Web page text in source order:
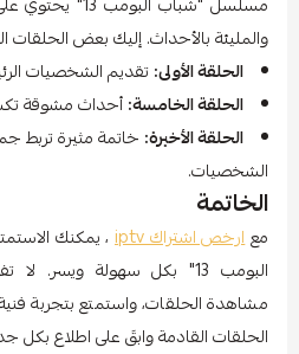
والمليئة بالأحداث. إليك بعض الحلقات
الحلقة الأولى:تقديم الشخصيات
الحلقة الخامسة:أحداث مشوقة
الحلقة الأخيرة: خاتمة مثيرة تربط
الشخصيات.
الخاتمة
معارخص اشتراك iptv
، يمكنك
البومب 13" بكل سهولة
مشاهدة الحلقات، واستمتع بتجربة
الحلقات القادمة وابقَ على اطلاع بكل